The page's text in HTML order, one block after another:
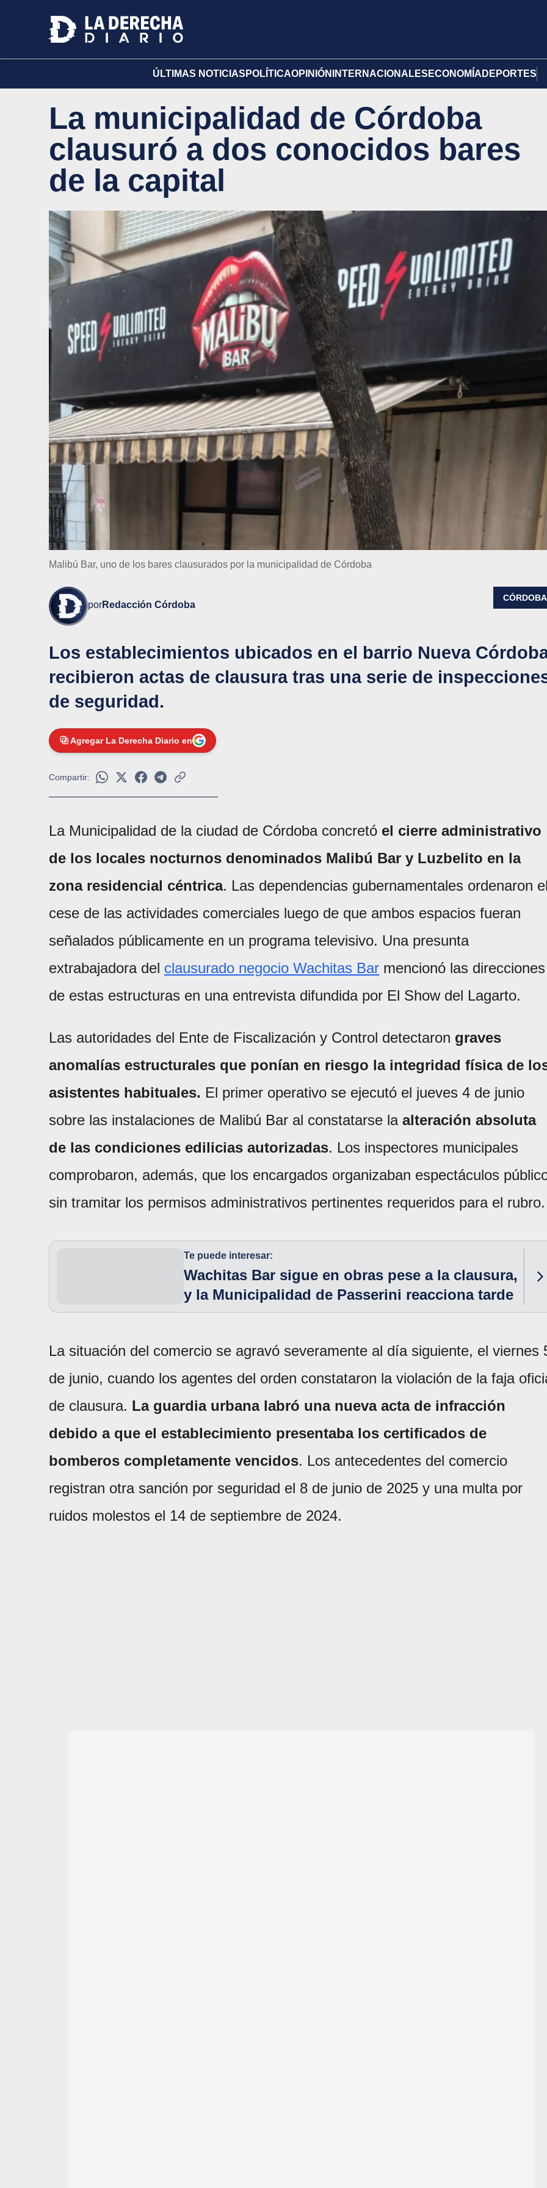
ÚLTIMAS NOTICIAS POLÍTICAOPINIÓN INTERNACIONALES ECONOMÍA DEPORTES
La municipalidad de Córdoba
clausuró a dos conocidos bares
de la capital
Malibú Bar, uno de los bares clausurados por la municipalidad de Córdoba
porRedacción Córdoba
CÓRDOBA
Los establecimientos ubicados en el barrio Nueva
recibieron actas de clausura tras una serie de
de seguridad.
Agregar La Derecha Diario en
Compartir:
La Municipalidad de la ciudad de Córdoba concretó el cierre administrativo
de los locales nocturnos denominados Malibú Bar y Luzbelito en la
zona residencial céntrica. Las dependencias gubernamentales ordenaron
cese de las actividades comerciales luego de que ambos espacios fueran
señalados públicamente en un programa televisivo. Una presunta
extrabajadora del clausurado negocio Wachitas Bar mencionó las direcciones
de estas estructuras en una entrevista difundida por El Show del Lagarto.
Las autoridades del Ente de Fiscalización y Control detectaron graves
anomalías estructurales que ponían en riesgo la integridad física de
asistentes habituales. El primer operativo se ejecutó el jueves 4 de junio
sobre las instalaciones de Malibú Bar al constatarse la alteración absoluta
de las condiciones edilicias autorizadas. Los inspectores municipales
comprobaron, además, que los encargados organizaban espectáculos
sin tramitar los permisos administrativos pertinentes requeridos para el rubro.
Te puede interesar:
Wachitas Bar sigue en obras pese a la clausura,
y la Municipalidad de Passerini reacciona tarde
La situación del comercio se agravó severamente al día siguiente, el viernes
de junio, cuando los agentes del orden constataron la violación de la faja
de clausura. La guardia urbana labró una nueva acta de infracción
debido a que el establecimiento presentaba los certificados de
bomberos completamente vencidos. Los antecedentes del comercio
registran otra sanción por seguridad el 8 de junio de 2025 y una multa por
ruidos molestos el 14 de septiembre de 2024.